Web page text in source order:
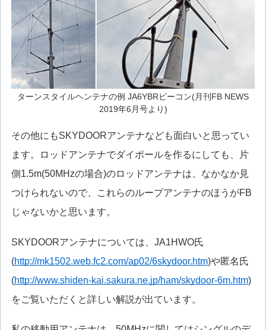
ターンスタイルヘンテナの例 JA6YBRビーコン(月刊FB NEWS
2019年6月号より)
その他にもSKYDOORアンテナなども面白いと思ってい
ます。ロッドアンテナでダイポールを作るにしても、片
側1.5m(50MHzの場合)のロッドアンテナは、なかなか見
つけられないので、これらのループアンテナのほうがFB
じゃないかと思います。
SKYDOORアンテナについては、JA1HWO氏
(http://mk1502.web.fc2.com/ap02/6skydoor.htm)や匿名氏
(http://www.shiden-kai.sakura.ne.jp/ham/skydoor-6m.htm)
をご覧いただくと詳しい解説が出ています。